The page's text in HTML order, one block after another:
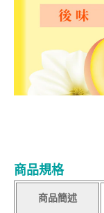
商品規格
商品簡述